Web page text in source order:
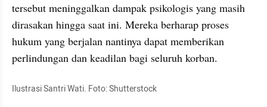
tersebut meninggalkan dampak psikologis yang masih
dirasakan hingga saat ini. Mereka berharap proses
hukum yang berjalan nantinya dapat memberikan
perlindungan dan keadilan bagi seluruh korban.
Ilustrasi Santri Wati. Foto: Shutterstock